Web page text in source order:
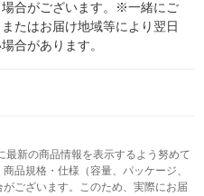
場合がございます。※一緒にご
たはお届け地域等により翌日
合があります。
新の商品情報を表示するよう努めて
品規格・仕様（容量、パッケージ、
ございます。このため、実際にお届